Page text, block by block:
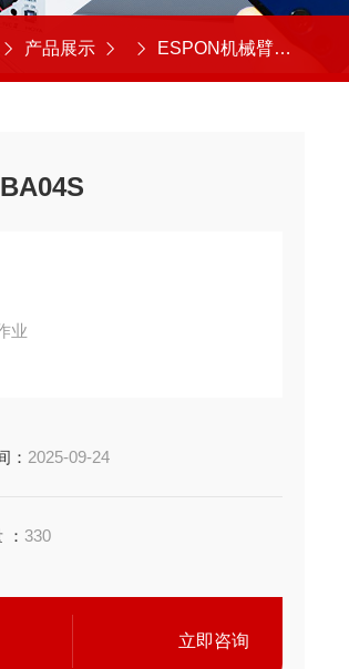
产品展示 ESPON机械臂
业
： 2025-09-24
：330
立即咨询